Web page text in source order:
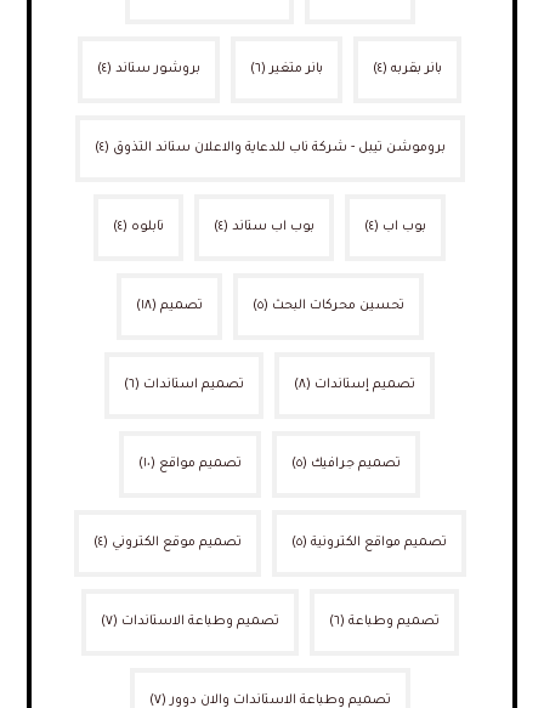
بانر بقربه (٤) بانر متغير (٦) بروشور ستاند (٤)
بروموشن تيبل - شركة ناب للدعاية والاعلان ستاند التذوق (٤)
بوب اب (٤) بوب اب ستاند (٤) تابلوه (٤)
تحسين محركات البحث (٥) تصميم (١٨)
تصميم إستاندات (٨) تصميم استاندات (٦)
تصميم جرافيك (٥) تصميم مواقع (١٠)
تصميم مواقع الكترونية (٥) تصميم موقع الكتروني (٤)
تصميم وطباعة (٦) تصميم وطباعة الاستاندات (٧)
تصميم وطباعة الاستاندات والان دوور (٧)